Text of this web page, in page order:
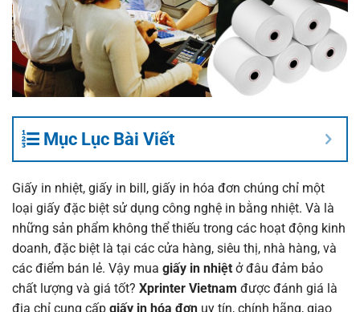
Mục Lục Bài Viết
Giấy in nhiệt, giấy in bill, giấy in hóa đơn chúng chỉ một
loại giấy đặc biệt sử dụng công nghệ in bằng nhiệt. Và là
những sản phẩm không thể thiếu trong các hoạt động kinh
doanh, đặc biệt là tại các cửa hàng, siêu thị, nhà hàng, và
các điểm bán lẻ. Vậy mua giấy in nhiệt ở đâu đảm bảo
chất lượng và giá tốt? Xprinter Vietnam được đánh giá là
địa chỉ cung cấp giấy in hóa đơn uy tín, chính hãng, giao